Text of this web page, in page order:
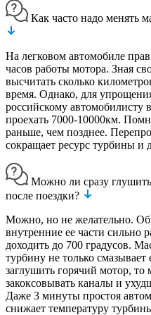
Как часто надо менять
На легковом автомобиле
часов работы мотора. Зная
высчитать сколько
время. Однако, для
российскому автомобилисту
проехать 7000-10000км.
раньше, чем позднее.
сокращает ресурс турбины и
Можно ли сразу
после поездки?
Можно, но не желательно.
внутренние ее части сильно
доходить до 700 градусов.
турбину не только
заглушить горячий мотор, то
закоксовывать каналы и
Даже 3 минуты простоя
снижает температуру